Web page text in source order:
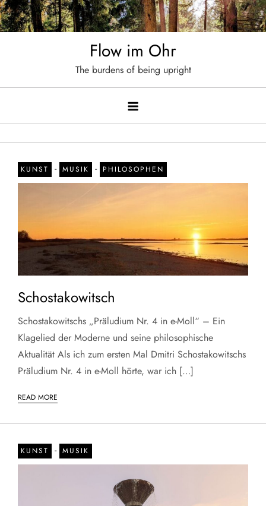
Skip
to
Flow im Ohr
The burdens of being upright
KUNST - MUSIK - PHILOSOPHEN
Schostakowitsch
Schostakowitschs „Präludium Nr. 4 in e-Moll“ – Ein
Klagelied der Moderne und seine philosophische
Aktualität Als ich zum ersten Mal Dmitri Schostakowitschs
Präludium Nr. 4 in e-Moll hörte, war ich […]
READ MORE
KUNST - MUSIK